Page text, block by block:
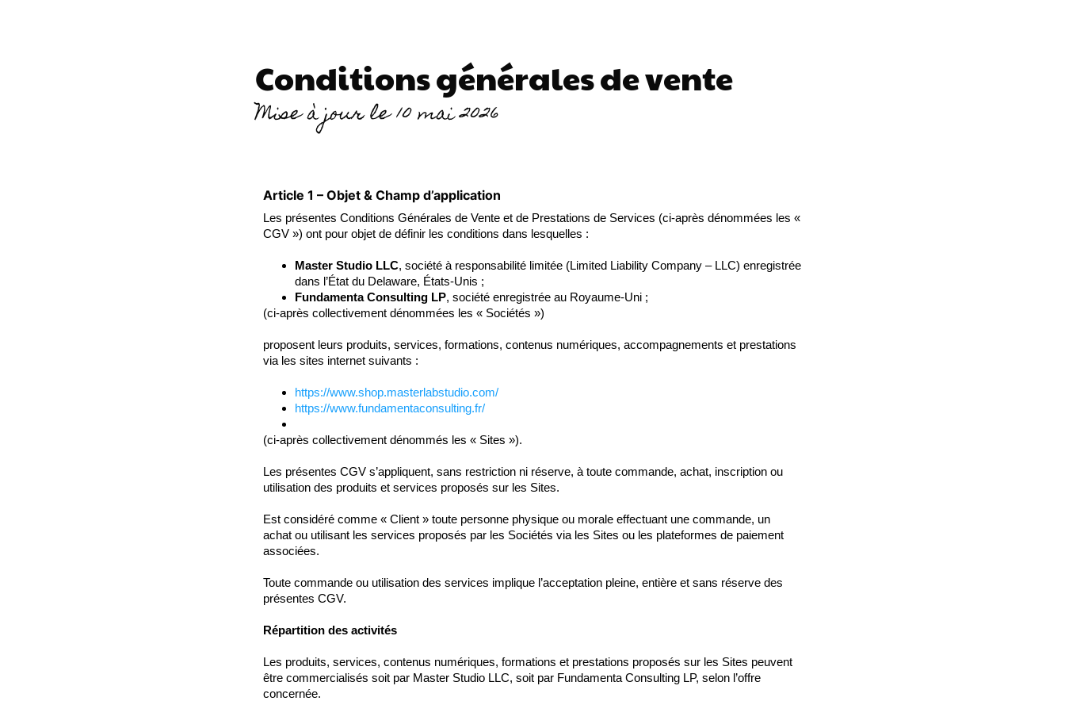
Conditions générales de vente
Mise à jour le 10 mai 2026
Article 1 – Objet & Champ d’application
Les présentes Conditions Générales de Vente et de Prestations de Services (ci-après dénommées les «
CGV ») ont pour objet de définir les conditions dans lesquelles :
Master Studio LLC, société à responsabilité limitée (Limited Liability Company – LLC) enregistrée
dans l’État du Delaware, États-Unis ;
Fundamenta Consulting LP, société enregistrée au Royaume-Uni ;
(ci-après collectivement dénommées les « Sociétés »)
proposent leurs produits, services, formations, contenus numériques, accompagnements et prestations
via les sites internet suivants :
https://www.shop.masterlabstudio.com/
https://www.fundamentaconsulting.fr/
(ci-après collectivement dénommés les « Sites »).
Les présentes CGV s’appliquent, sans restriction ni réserve, à toute commande, achat, inscription ou
utilisation des produits et services proposés sur les Sites.
Est considéré comme « Client » toute personne physique ou morale effectuant une commande, un
achat ou utilisant les services proposés par les Sociétés via les Sites ou les plateformes de paiement
associées.
Toute commande ou utilisation des services implique l’acceptation pleine, entière et sans réserve des
présentes CGV.
Répartition des activités
Les produits, services, contenus numériques, formations et prestations proposés sur les Sites peuvent
être commercialisés soit par Master Studio LLC, soit par Fundamenta Consulting LP, selon l’offre
concernée.